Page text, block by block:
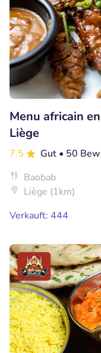
Menu africain
Liège
7.5 Gut • 50
Baobab
Liège (1km)
Verkauft: 444